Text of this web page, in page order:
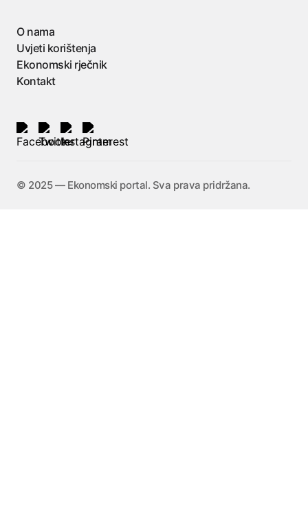
O nama
Uvjeti korištenja
Ekonomski rječnik
Kontakt
©️ 2025 — Ekonomski portal. Sva prava pridržana.